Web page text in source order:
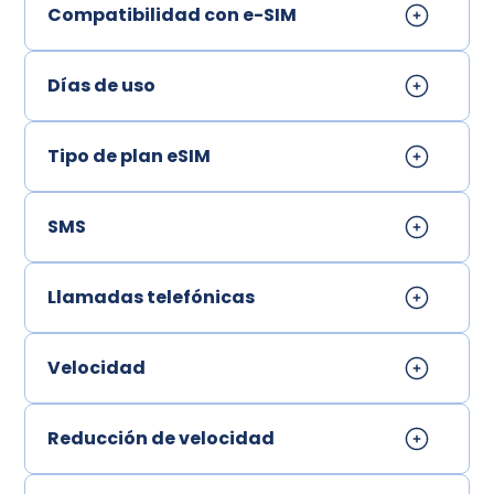
Compatibilidad con e-SIM
Días de uso
Tipo de plan eSIM
SMS
Llamadas telefónicas
Velocidad
Reducción de velocidad